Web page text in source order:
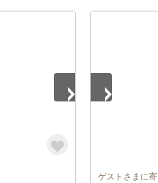
ゲストさまに